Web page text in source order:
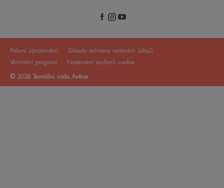
Právní upozornění
Zásady ochrany osobních údajů
Věrnostní program
Nastavení souborů cookie
© 2026 Termální voda Avène